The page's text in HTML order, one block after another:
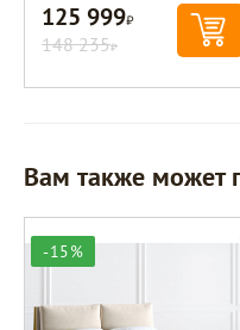
125 999Р
148 235Р
Вам также может
-15%